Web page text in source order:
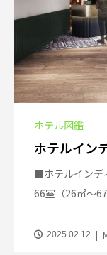
ホテル図鑑
ホテルイン
■ホテルインデ
66室（26㎡～
2025.02.12